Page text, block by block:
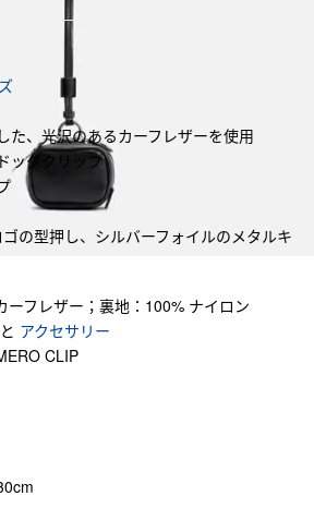
た、光沢のあるカーフレザーを使用
ッグクリップ
の型押し、シルバーフォイルのメタルキ
ーフレザー；裏地：100% ナイロン
と アクセサリー
CLIP